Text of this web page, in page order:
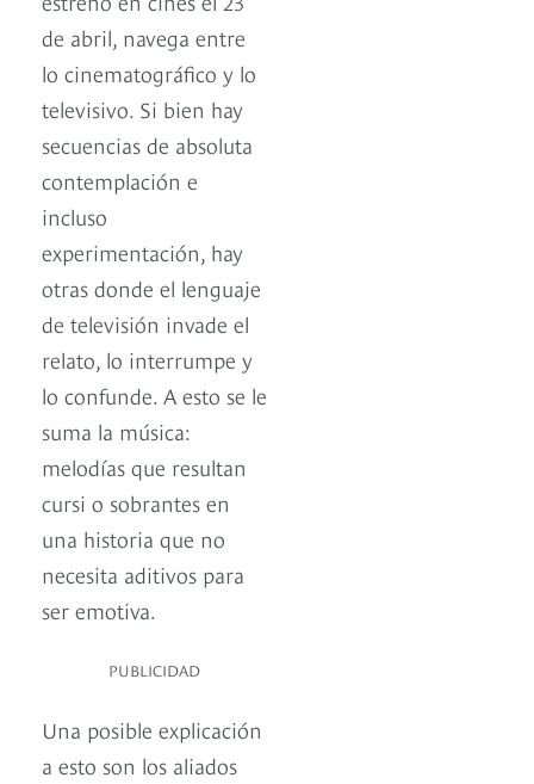
de abril, navega entre
lo cinematográfico y lo
televisivo. Si bien hay
secuencias de absoluta
contemplación e
incluso
experimentación, hay
otras donde el lenguaje
de televisión invade el
relato, lo interrumpe y
lo confunde. A esto se le
suma la música:
melodías que resultan
cursi o sobrantes en
una historia que no
necesita aditivos para
ser emotiva.
PUBLICIDAD
Una posible explicación
a esto son los aliados